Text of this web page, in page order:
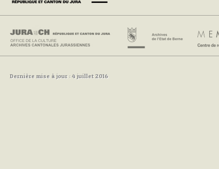
Dernière mise à jour : 4 juillet 2016